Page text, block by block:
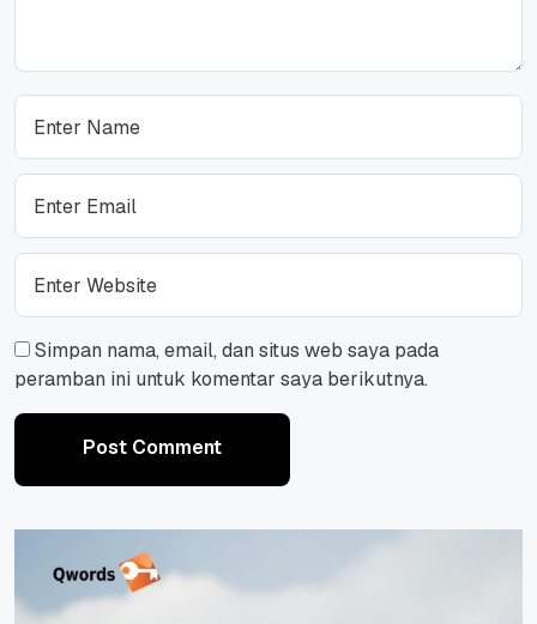
Simpan nama, email, dan situs web saya pada
peramban ini untuk komentar saya berikutnya.
Post Comment